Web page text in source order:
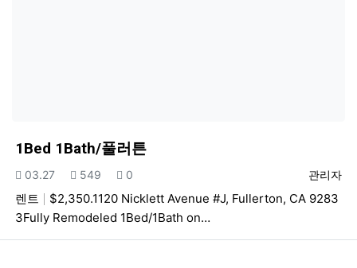
1Bed 1Bath/풀러튼
등록자
관리자
등록일
03.27 조회
549 추천
0
렌트
$2,350.1120 Nicklett Avenue #J, Fullerton, CA 9283
3Fully Remodeled 1Bed/1Bath on…